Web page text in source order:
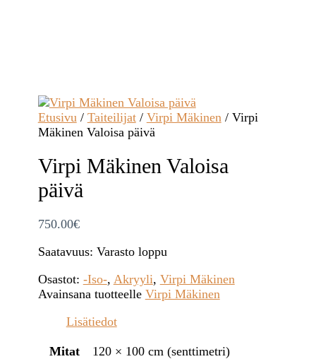
Etusivu/ Taiteilijat/ Virpi Mäkinen/ Virpi
Mäkinen Valoisa päivä
Virpi Mäkinen Valoisa
päivä
750.00€
Saatavuus: Varasto loppu
Osastot: -Iso-, Akryyli, Virpi Mäkinen
Avainsana tuotteelle Virpi Mäkinen
Lisätiedot
Mitat 120 × 100 cm (senttimetri)